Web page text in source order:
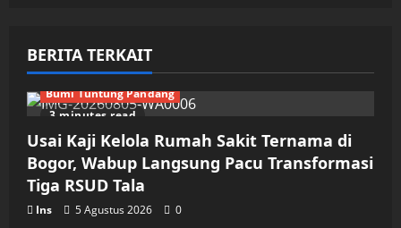
BERITA TERKAIT
3 minutes read
Bumi Tuntung Pandang
Usai Kaji Kelola Rumah Sakit Ternama di
Bogor, Wabup Langsung Pacu Transformasi
Tiga RSUD Tala
Ins 5 Agustus 2026 0